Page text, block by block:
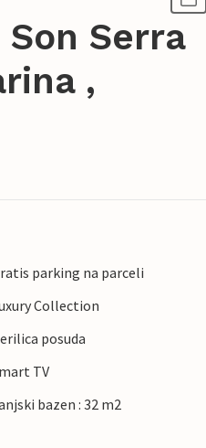
Serra
,
parking na parceli
Collection
posuda
TV
bazen : 32 m2